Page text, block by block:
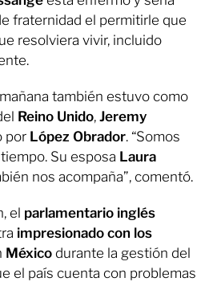
fraternidad el permitirle que
resolviera vivir, incluido
también estuvo como
Reino Unido, Jeremy
por López Obrador. “Somos
Su esposa Laura
nos acompaña”, comentó.
el parlamentario inglés
impresionado con los
México durante la gestión del
el país cuenta con problemas